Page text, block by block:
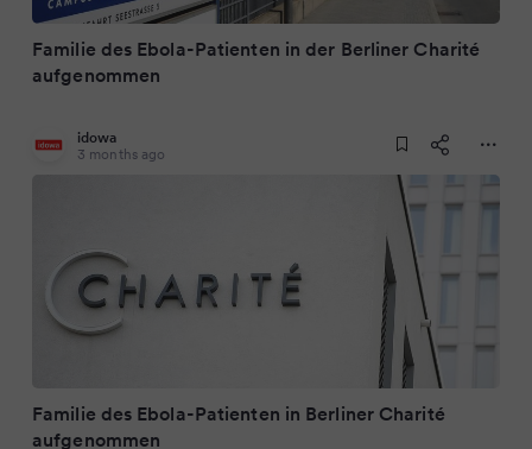
Familie des Ebola-Patienten in der Berliner Charité
aufgenommen
idowa
3 months ago
Familie des Ebola-Patienten in Berliner Charité
aufgenommen